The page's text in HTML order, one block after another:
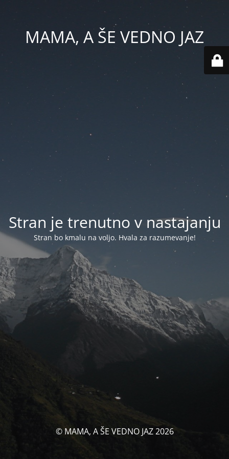
MAMA, A ŠE VEDNO JAZ
Stran je trenutno v nastajanju
Stran bo kmalu na voljo. Hvala za razumevanje!
© MAMA, A ŠE VEDNO JAZ 2026